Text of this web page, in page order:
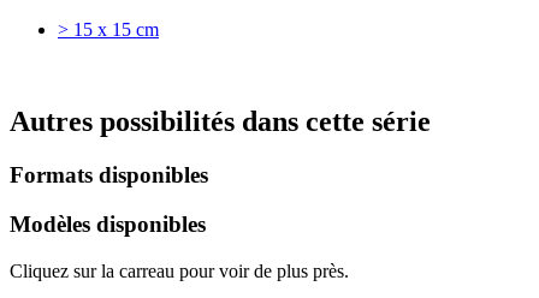
> 15 x 15 cm
Autres possibilités dans cette série
Formats disponibles
Modèles disponibles
Cliquez sur la carreau pour voir de plus près.